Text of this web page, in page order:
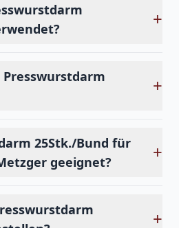
+
+
25Stk./Bund für
geeignet?
+
+